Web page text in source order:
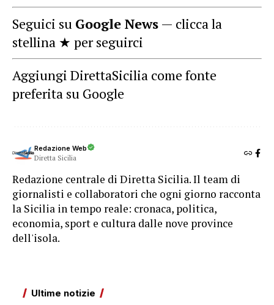
Seguici su Google News — clicca la
stellina ★ per seguirci
Aggiungi DirettaSicilia come fonte
preferita su Google
Redazione Web
Diretta Sicilia
Redazione centrale di Diretta Sicilia. Il team di
giornalisti e collaboratori che ogni giorno racconta
la Sicilia in tempo reale: cronaca, politica,
economia, sport e cultura dalle nove province
dell'isola.
Ultime notizie